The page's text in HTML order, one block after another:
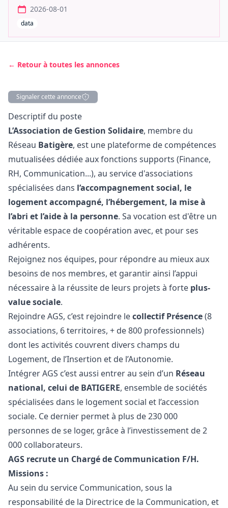
2026-08-01
data
← Retour à toutes les annonces
Signaler cette annonce
Description
Descriptif du poste
L’Association de Gestion Solidaire, membre du
Réseau Batigère, est une plateforme de compétences
mutualisées dédiée aux fonctions supports (Finance,
RH, Communication...), au service d'associations
spécialisées dans l’accompagnement social, le
logement accompagné, l’hébergement, la mise à
l’abri et l’aide à la personne. Sa vocation est d'être un
véritable espace de coopération avec, et pour ses
adhérents.
Rejoignez nos équipes, pour répondre au mieux aux
besoins de nos membres, et garantir ainsi l’appui
nécessaire à la réussite de leurs projets à forte plus-
value sociale.
Rejoindre AGS, c’est rejoindre lecollectif Présence(8
associations, 6 territoires, + de 800 professionnels)
dont les activités couvrent divers champs du
Logement, de l’Insertion et de l’Autonomie.
Intégrer AGS c’est aussi entrer au sein d’un Réseau
national, celui de BATIGERE, ensemble de sociétés
spécialisées dans le logement social et l’accession
sociale. Ce dernier permet à plus de 230 000
personnes de se loger, grâce à l’investissement de 2
000 collaborateurs.
AGS recrute un Chargé de Communication F/H.
Missions :
Au sein du service Communication, sous la
responsabilité de la Directrice de la Communication, et